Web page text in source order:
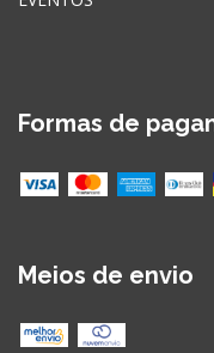
Formas de
Meios de envio